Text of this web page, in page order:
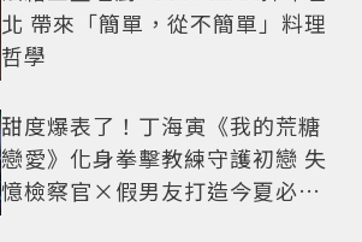
北 帶來「簡單，從不簡單」料理
哲學
甜度爆表了！丁海寅《我的荒糖
戀愛》化身拳擊教練守護初戀 失
憶檢察官×假男友打造今夏必看